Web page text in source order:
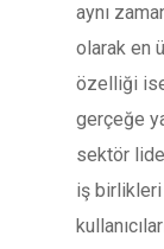
aynı
olarak en
özelliği
gerçeğe
sektör
iş